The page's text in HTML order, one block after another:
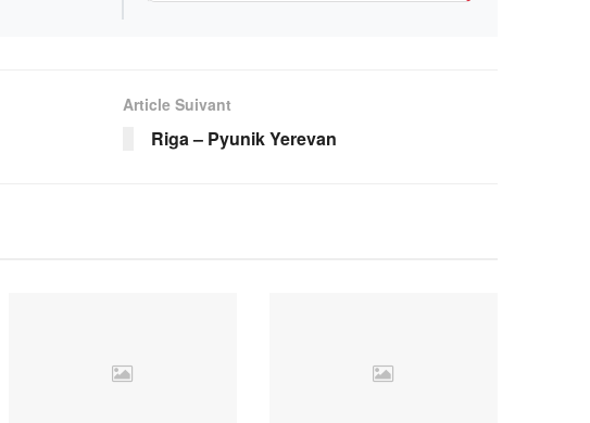
Article Suivant
Riga – Pyunik Yerevan